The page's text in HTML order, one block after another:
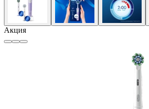
Акция